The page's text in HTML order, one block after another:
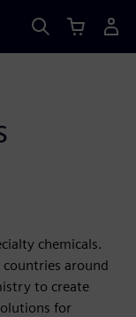
chemicals.
around
to create
for